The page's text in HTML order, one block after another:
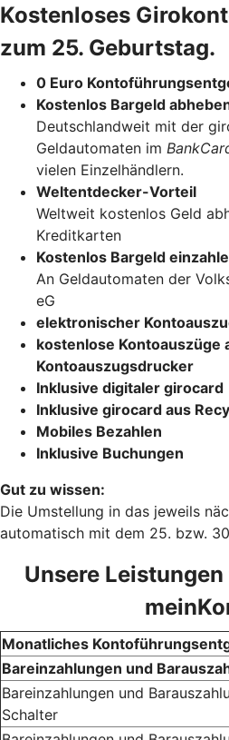
Kostenloses
zum 25. Geburtstag.
0 Euro
Kostenlos Bargeld
Deutschlandweit mit der
Geldautomaten im
vielen Einzelhändlern.
Weltentdecker-Vorteil
Weltweit kostenlos Geld
Kreditkarten
Kostenlos Bargeld
An Geldautomaten der
eG
elektronischer
kostenlose Kontoauszüge
Kontoauszugsdrucker
Inklusive digitaler girocard
Inklusive girocard aus
Mobiles Bezahlen
Inklusive Buchungen
Gut zu wissen:
Die Umstellung in das jeweils
automatisch mit dem 25. bzw.
Unsere
Monatliches
Bareinzahlungen und
Bareinzahlungen und
Schalter